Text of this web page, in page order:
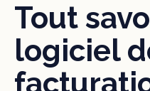
Tout
logiciel